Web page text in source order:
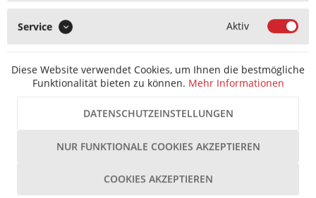
Artikel-Nr.: T2020110000339-003 EAN-Nr.: 4260465722220
Das KFV Reparatur Schließblech Stulp-Garnitur "RS 1000" in
Service Aktiv
Diese Website verwendet Cookies, um Ihnen die bestmögliche
Funktionalität bieten zu können. Mehr Informationen
DATENSCHUTZEINSTELLUNGEN
NUR FUNKTIONALE COOKIES AKZEPTIEREN
COOKIES AKZEPTIEREN